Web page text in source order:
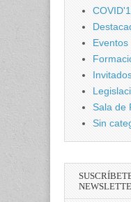
Eventos
Sala de
Sin